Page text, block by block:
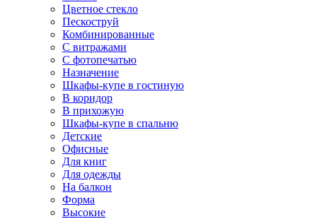
Цветное стекло
Пескоструй
Комбинированные
С витражами
С фотопечатью
Назначение
Шкафы-купе в гостиную
В коридор
В прихожую
Шкафы-купе в спальню
Детские
Офисные
Для книг
Для одежды
На балкон
Форма
Высокие